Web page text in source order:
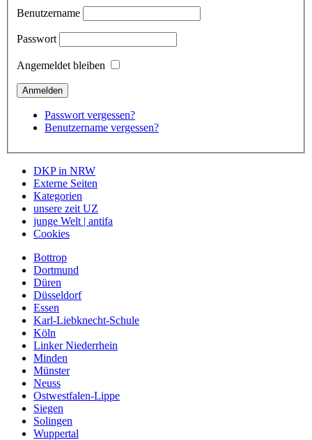
Benutzername
Passwort
Angemeldet bleiben
Passwort vergessen?
Benutzername vergessen?
DKP in NRW
Externe Seiten
Kategorien
unsere zeit UZ
junge Welt | antifa
Cookies
Bottrop
Dortmund
Düren
Düsseldorf
Essen
Karl-Liebknecht-Schule
Köln
Linker Niederrhein
Minden
Münster
Neuss
Ostwestfalen-Lippe
Siegen
Solingen
Wuppertal